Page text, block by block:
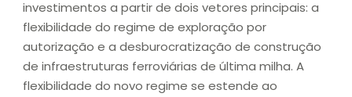
investimentos a partir de dois vetores principais: a
flexibilidade do regime de exploração por
autorização e a desburocratização de construção
de infraestruturas ferroviárias de última milha. A
flexibilidade do novo regime se estende ao